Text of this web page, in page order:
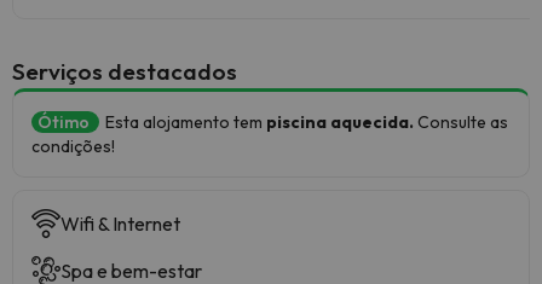
Serviços destacados
Ótimo Esta alojamento tem piscina aquecida. Consulte as
condições!
Wifi & Internet
Spa e bem-estar